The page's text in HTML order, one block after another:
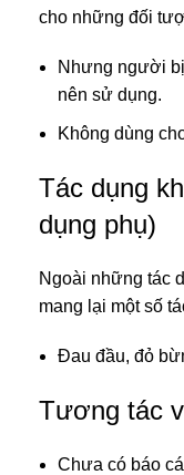
cho những đối
Nhưng người
nên sử dụng.
Không dùng
Tác dụng
dụng phụ)
Ngoài những tác
mang lại một số
Đau đầu, đỏ
Tương tác
Chưa có báo